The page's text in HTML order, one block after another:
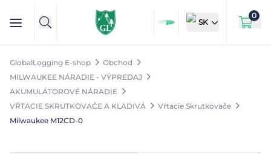
SK
0
GlobalLogging E-shop
Obchod
MILWAUKEE NÁRADIE - VÝPREDAJ
AKUMULÁTOROVÉ NÁRADIE
VŔTACIE SKRUTKOVAČE A KLADIVÁ
Vŕtacie Skrutkovače
Milwaukee M12CD-0